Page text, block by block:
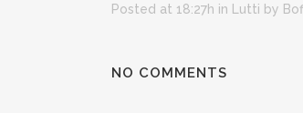
Posted at 18:27h in Lutti by
NO COMMENTS